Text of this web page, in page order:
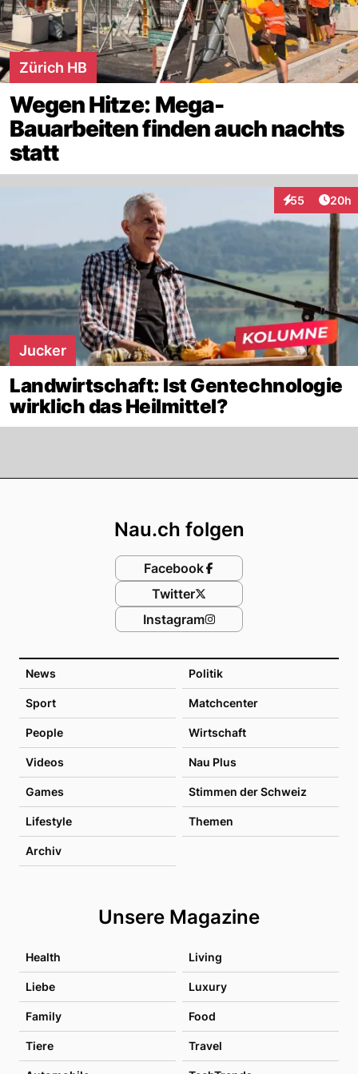
Zürich HB
Wegen Hitze: Mega-
Bauarbeiten finden auch nachts
statt
55
Interaktionen
20h
Jucker
Landwirtschaft: Ist Gentechnologie
wirklich das Heilmittel?
News Politik
Sport Matchcenter
People Wirtschaft
Videos Nau Plus
Games Stimmen der Schweiz
Lifestyle Themen
Archiv
Unsere Magazine
Health Living
Liebe Luxury
Family Food
Tiere Travel
Nau.ch folgen
Facebook
Twitter
Instagram